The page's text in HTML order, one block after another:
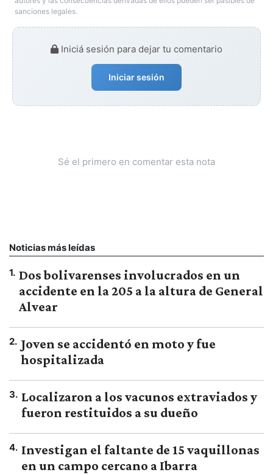
sanciones legales.
Iniciá sesión para dejar tu comentario
Iniciar sesión
Sé el primero en comentar esta nota
Noticias más leídas
1. Dos bolivarenses involucrados en un
accidente en la 205 a la altura de General
Alvear
2. Joven se accidentó en moto y fue
hospitalizada
3. Localizaron a los vacunos extraviados y
fueron restituidos a su dueño
4. Investigan el faltante de 15 vaquillonas
en un campo cercano a Ibarra